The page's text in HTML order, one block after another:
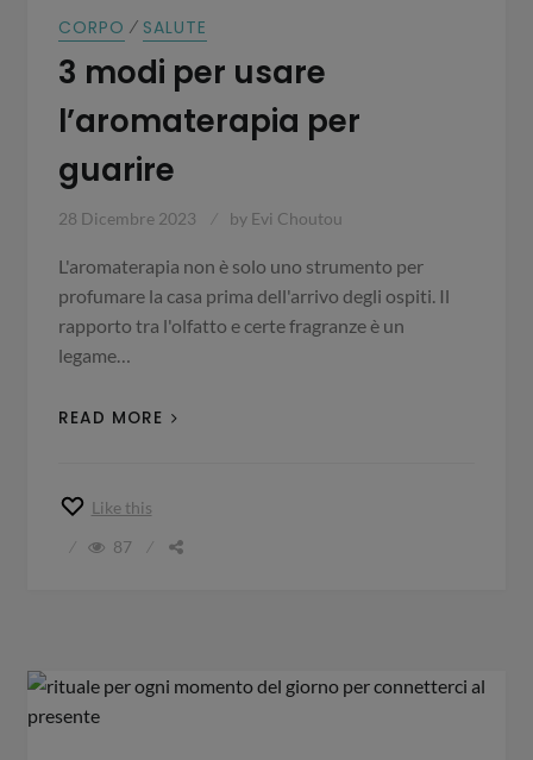
CORPO ⁄ SALUTE
3 modi per usare
l’aromaterapia per
guarire
28 Dicembre 2023 by Evi Choutou
L'aromaterapia non è solo uno strumento per
profumare la casa prima dell'arrivo degli ospiti. Il
rapporto tra l'olfatto e certe fragranze è un
legame…
READ MORE
Like this
87